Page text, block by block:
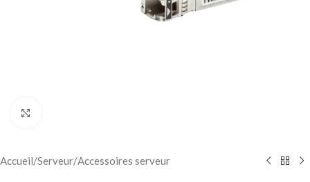
Accueil/Serveur/Accessoires serveur